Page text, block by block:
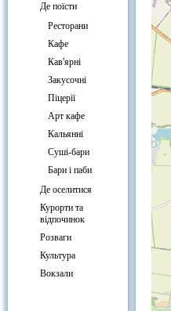
Де поїсти
Ресторани
Кафе
Кав'ярні
Закусочні
Піцерії
Арт кафе
Кальянні
Суші-бари
Бари і паби
Де оселитися
Курорти та
відпочинок
Розваги
Культура
Вокзали